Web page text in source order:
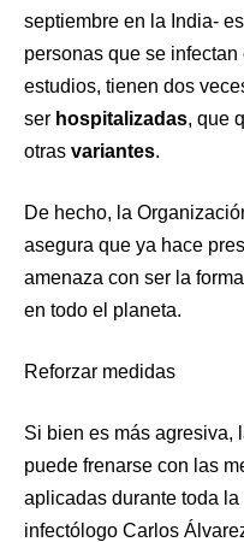
septiembre en la India-
personas que se
estudios, tienen dos
ser hospitalizadas, que
otras variantes.
De hecho, la
asegura que ya hace
amenaza con ser la
en todo el planeta.
Reforzar medidas
Si bien es más agresiva,
puede frenarse con las
aplicadas durante toda la
infectólogo Carlos